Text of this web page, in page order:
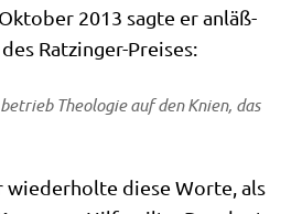
2013 sag­te er anläß­
Ratzinger-Preises:
Theo­lo­gie auf den Knien, das
wie­der­hol­te die­se Wor­te, als